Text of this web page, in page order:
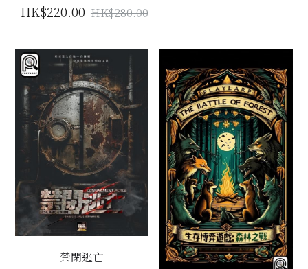
HK$220.00 HK$280.00
禁閉逃亡